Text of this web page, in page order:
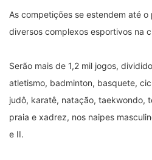
As competições se estendem até
diversos complexos esportivos na
Serão mais de 1,2 mil jogos,
atletismo, badminton, basquete,
judô, karatê, natação, taekwondo,
praia e xadrez, nos naipes
e II.